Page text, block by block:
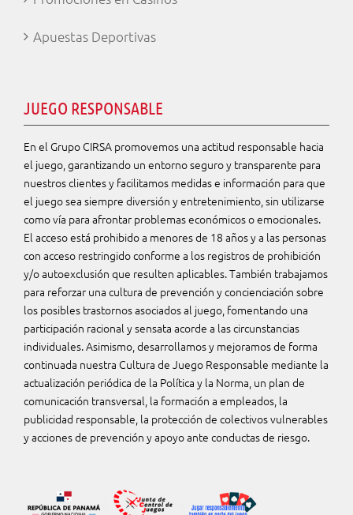
Apuestas Deportivas
JUEGO RESPONSABLE
En el Grupo CIRSA promovemos una actitud responsable hacia
el juego, garantizando un entorno seguro y transparente para
nuestros clientes y facilitamos medidas e información para que
el juego sea siempre diversión y entretenimiento, sin utilizarse
como vía para afrontar problemas económicos o emocionales.
El acceso está prohibido a menores de 18 años y a las personas
con acceso restringido conforme a los registros de prohibición
y/o autoexclusión que resulten aplicables. También trabajamos
para reforzar una cultura de prevención y concienciación sobre
los posibles trastornos asociados al juego, fomentando una
participación racional y sensata acorde a las circunstancias
individuales. Asimismo, desarrollamos y mejoramos de forma
continuada nuestra Cultura de Juego Responsable mediante la
actualización periódica de la Política y la Norma, un plan de
comunicación transversal, la formación a empleados, la
publicidad responsable, la protección de colectivos vulnerables
y acciones de prevención y apoyo ante conductas de riesgo.